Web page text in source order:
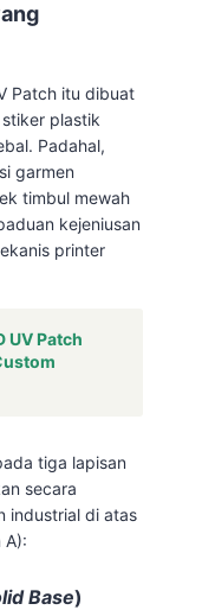
Patch itu dibuat
plastik
Padahal,
garmen
timbul mewah
kejeniusan
printer
UV Patch
tiga lapisan
secara
industrial di atas
A):
Base)